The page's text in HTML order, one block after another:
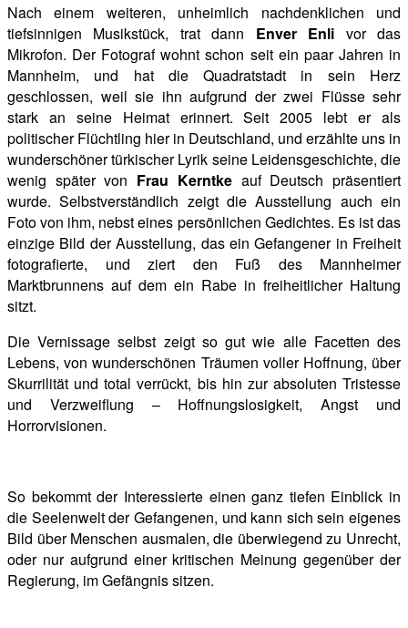
Nach einem weiteren, unheimlich nachdenklichen und
tiefsinnigen Musikstück, trat dann Enver Enli vor das
Mikrofon. Der Fotograf wohnt schon seit ein paar Jahren in
Mannheim, und hat dieQuadratstadt in sein Herz
geschlossen, weil sie ihn aufgrund der zwei Flüsse sehr
stark an seine Heimat erinnert. Seit 2005 lebt er als
politischer Flüchtling hier in Deutschland, und erzählte uns in
wunderschöner türkischer Lyrik seine Leidensgeschichte, die
wenig später von Frau Kerntkeauf Deutsch präsentiert
wurde. Selbstverständlich zeigt die Ausstellung auch ein
Foto von ihm, nebst eines persönlichen Gedichtes. Es ist das
einzige Bild der Ausstellung, das ein Gefangener in Freiheit
fotografierte, und ziert den Fuß des Mannheimer
Marktbrunnens auf dem ein Rabe in freiheitlicher Haltung
sitzt.
Die Vernissage selbst zeigt so gut wie alle Facetten des
Lebens, von wunderschönen Träumen voller Hoffnung, über
Skurrilität und total verrückt, bis hin zur absoluten Tristesse
und Verzweiflung – Hoffnungslosigkeit, Angst und
Horrorvisionen.
So bekommt der Interessierte einen ganz tiefen Einblick in
die Seelenwelt der Gefangenen, und kann sich sein eigenes
Bild über Menschen ausmalen, die überwiegend zu Unrecht,
oder nur aufgrund einer kritischen Meinung gegenüber der
Regierung, im Gefängnis sitzen.